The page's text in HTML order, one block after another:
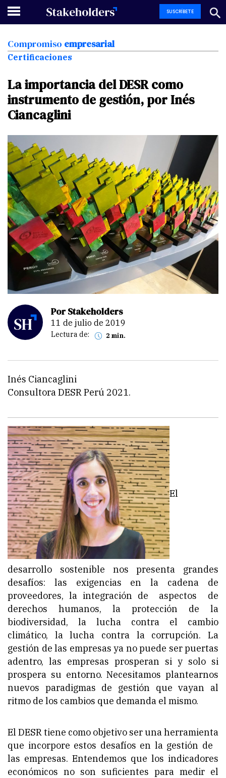
SUSCRÍBETE
Compromiso empresarial
Certificaciones
Laimportancia delDESR como
instrumento de gestión, porInés
Ciancaglini
Por Stakeholders
11 de julio de 2019
Lectura de: 2 min.
Inés Ciancaglini
Consultora DESR Perú 2021.
El
desarrollo sostenible nos presenta grandes
desafíos: las exigencias en la cadena de
proveedores, la integración de aspectos de
derechos humanos, la protección de la
biodiversidad, la lucha contra el cambio
climático, la lucha contra la corrupción. La
gestión de las empresas ya no puede ser puertas
adentro, las empresas prosperan si y solo si
prospera su entorno. Necesitamos plantearnos
nuevos paradigmas de gestión que vayan al
ritmo de los cambios que demanda el mismo.
El DESR tiene como objetivo ser una herramienta
que incorpore estos desafíos en la gestión de
las empresas. Entendemos que los indicadores
económicos no son suficientes para medir el